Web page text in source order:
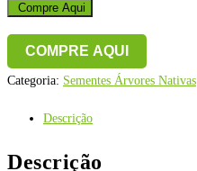
Compre Aqui
COMPRE AQUI
Categoria: Sementes Árvores Nativas
Descrição
Descrição